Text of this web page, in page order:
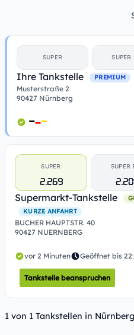
SUPER SUPER
Ihre Tankstelle PREMIUM
Musterstraße 2
90427 Nürnberg
SUPER
2.269
SUPER
Supermarkt-Tankstelle
KURZE ANFAHRT
BUCHER HAUPTSTR. 40
90427 NUERNBERG
vor 2 Minuten Geöffnet bis
Tankstelle beanspruchen
1 von 1 Tankstellen in